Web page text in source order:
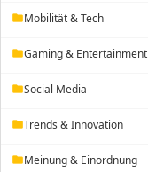
folderMobilität & Tech
folderGaming & Entertainment
folderSocial Media
folderTrends & Innovation
folderMeinung & Einordnung